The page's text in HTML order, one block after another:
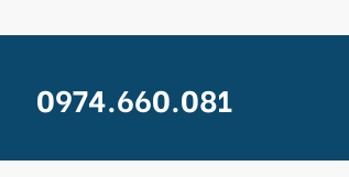
0974.660.081